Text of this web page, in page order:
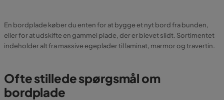
En bordplade køber du enten for at bygge et nyt bord fra bunden,
eller for at udskifte en gammel plade, der er blevet slidt. Sortimentet
indeholder alt fra massive egeplader til laminat, marmor og travertin.
Ofte stillede spørgsmål om
bordplade